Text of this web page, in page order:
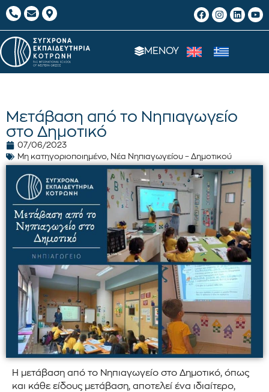
ΜΕΝΟΥ
Μετάβαση από το Νηπιαγωγείο
στο Δημοτικό
07/06/2023
Μη κατηγοριοποιημένο, Νέα Νηπιαγωγείου – Δημοτικού
Η μετάβαση από το Νηπιαγωγείο στο Δημοτικό, όπως
και κάθε είδους μετάβαση, αποτελεί ένα ιδιαίτερο,